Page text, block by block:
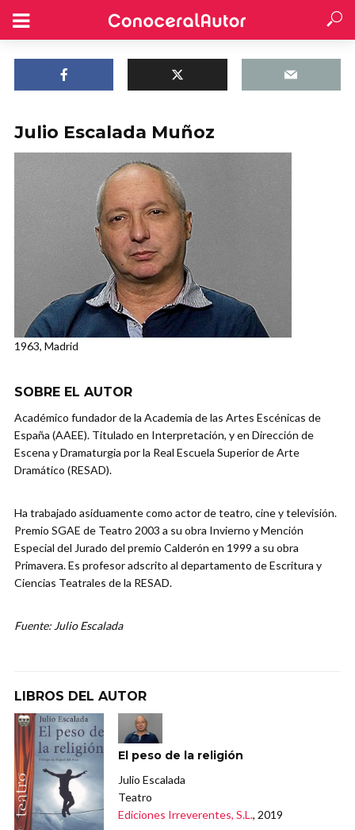
Julio Escalada Muñoz
1963, Madrid
SOBRE EL AUTOR
Académico fundador de la Academia de las Artes Escénicas de
España (AAEE). Titulado en Interpretación, y en Dirección de
Escena y Dramaturgia por la Real Escuela Superior de Arte
Dramático (RESAD).
Ha trabajado asiduamente como actor de teatro, cine y televisión.
Premio SGAE de Teatro 2003 a su obra Invierno y Mención
Especial del Jurado del premio Calderón en 1999 a su obra
Primavera. Es profesor adscrito al departamento de Escritura y
Ciencias Teatrales de la RESAD.
Fuente: Julio Escalada
LIBROS DEL AUTOR
El peso de la religión
Julio Escalada
Teatro
Ediciones Irreverentes, S.L., 2019